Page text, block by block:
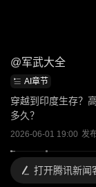
@军武大全
AI章节
穿越到印度生存？
多久？
2026-06-01 19:00 发
打开腾讯新闻